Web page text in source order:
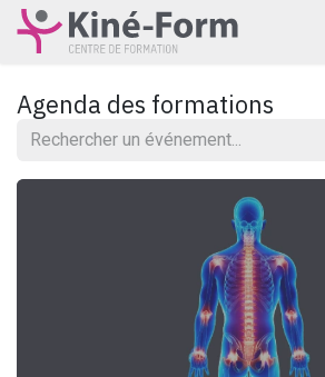
Se rendre au contenu
Agenda des formations